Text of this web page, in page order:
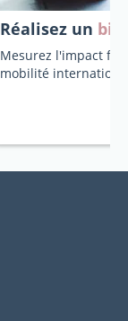
Réalisez un
Mesurez l'impact
mobilité